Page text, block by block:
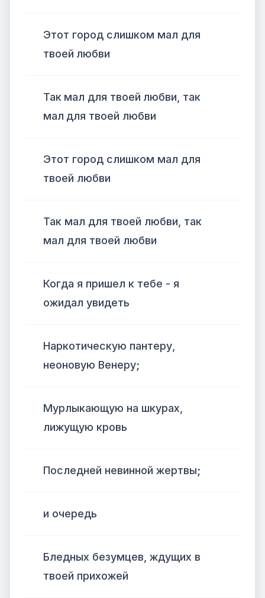
Этот город слишком мал для
твоей любви
Так мал для твоей любви, так
мал для твоей любви
Этот город слишком мал для
твоей любви
Так мал для твоей любви, так
мал для твоей любви
Когда я пришел к тебе - я
ожидал увидеть
Наркотическую пантеру,
неоновую Венеру;
Мурлыкающую на шкурах,
лижущую кровь
Последней невинной жертвы;
и очередь
Бледных безумцев, ждущих в
твоей прихожей